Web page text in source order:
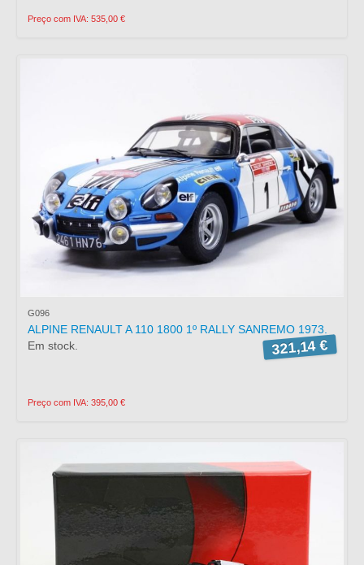
Preço com IVA: 535,00 €
G096
ALPINE RENAULT A 110 1800 1º RALLY SANREMO 1973.
Em stock.
321,14 €
Preço com IVA: 395,00 €